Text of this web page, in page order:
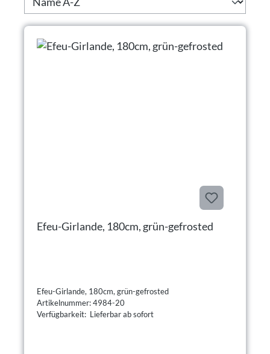
Efeu-Girlande, 180cm, grün-gefrosted
Efeu-Girlande, 180cm, grün-gefrosted
Artikelnummer: 4984-20
Verfügbarkeit: Lieferbar ab sofort